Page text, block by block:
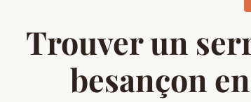
Trouver un
besançon